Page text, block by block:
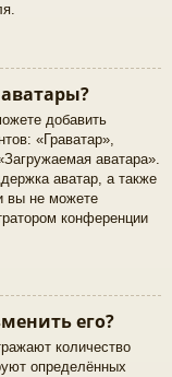
добавить
«Граватар»,
аватара».
аватар, а также
вы не можете
конференции
его?
количество
определённых